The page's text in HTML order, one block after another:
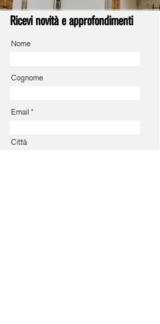
Ricevi novità e approfondimenti
Nome
Cognome
Email
Città